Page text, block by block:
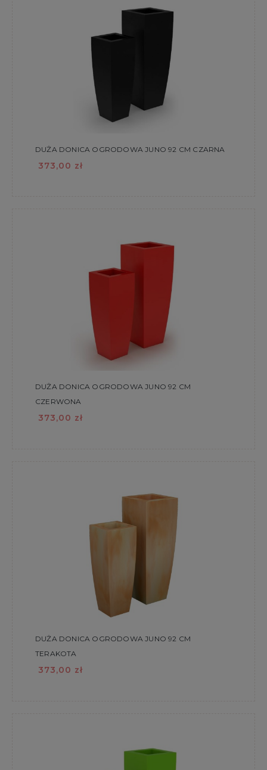
DUŻA DONICA OGRODOWA JUNO 92 CM CZARNA
373,00 zł
DUŻA DONICA OGRODOWA JUNO 92 CM
CZERWONA
373,00 zł
DUŻA DONICA OGRODOWA JUNO 92 CM
TERAKOTA
373,00 zł